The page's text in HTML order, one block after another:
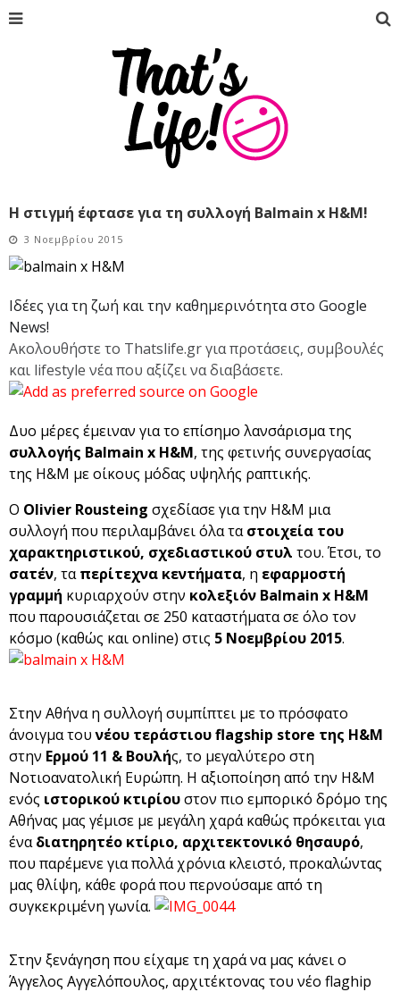
Η στιγμή έφτασε για τη συλλογή Balmain x H&M!
3 Νοεμβρίου 2015
Ιδέες για τη ζωή και την καθημερινότητα στο Google
News!
Ακολουθήστε το Thatslife.gr για προτάσεις, συμβουλές
και lifestyle νέα που αξίζει να διαβάσετε.
Δυο μέρες έμειναν για το επίσημο λανσάρισμα της
συλλογής Balmain x H&M, της φετινής συνεργασίας
της H&M με οίκους μόδας υψηλής ραπτικής.
Ο Olivier Rousteing σχεδίασε για την H&M μια
συλλογή που περιλαμβάνει όλα ταστοιχεία του
χαρακτηριστικού, σχεδιαστικού στυλ του. Έτσι, το
σατέν, ταπερίτεχνα κεντήματα, η εφαρμοστή
γραμμή κυριαρχούν στην κολεξιόν Balmain x H&M
που παρουσιάζεται σε 250 καταστήματα σε όλο τον
κόσμο (καθώς και online) στις 5 Νοεμβρίου 2015.
Στην Αθήνα η συλλογή συμπίπτει με το πρόσφατο
άνοιγμα τουνέου τεράστιου flagship store της H&M
στην Ερμού 11 & Βουλής, το μεγαλύτερο στη
Νοτιοανατολική Ευρώπη. Η αξιοποίηση από την H&M
ενός ιστορικού κτιρίουστον πιο εμπορικό δρόμο της
Αθήνας μας γέμισε με μεγάλη χαρά καθώς πρόκειται για
έναδιατηρητέο κτίριο, αρχιτεκτονικό θησαυρό,
που παρέμενε για πολλά χρόνια κλειστό, προκαλώντας
μας θλίψη, κάθε φορά που περνούσαμε από τη
συγκεκριμένη γωνία.
Στην ξενάγηση που είχαμε τη χαρά να μας κάνει ο
Άγγελος Αγγελόπουλος, αρχιτέκτονας του νέο flaghip